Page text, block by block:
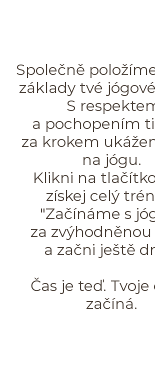
Společně
základy tvé
S
a pochopením
za krokem
na jógu.
Klikni na
získej celý
"Začínáme s
za
a začni ještě
Čas je teď. Tvoje
začíná.